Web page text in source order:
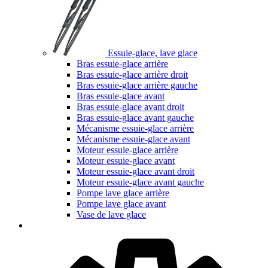
Essuie-glace, lave glace
Bras essuie-glace arrière
Bras essuie-glace arrière droit
Bras essuie-glace arrière gauche
Bras essuie-glace avant
Bras essuie-glace avant droit
Bras essuie-glace avant gauche
Mécanisme essuie-glace arrière
Mécanisme essuie-glace avant
Moteur essuie-glace arrière
Moteur essuie-glace avant
Moteur essuie-glace avant droit
Moteur essuie-glace avant gauche
Pompe lave glace arrière
Pompe lave glace avant
Vase de lave glace